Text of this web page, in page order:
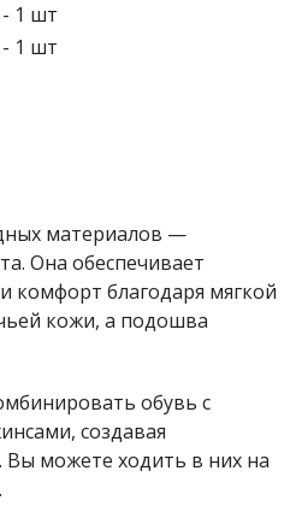
- 1 шт
- 1 шт
материалов —
Она обеспечивает
комфорт благодаря мягкой
кожи, а подошва
обувь с
создавая
Вы можете ходить в них на